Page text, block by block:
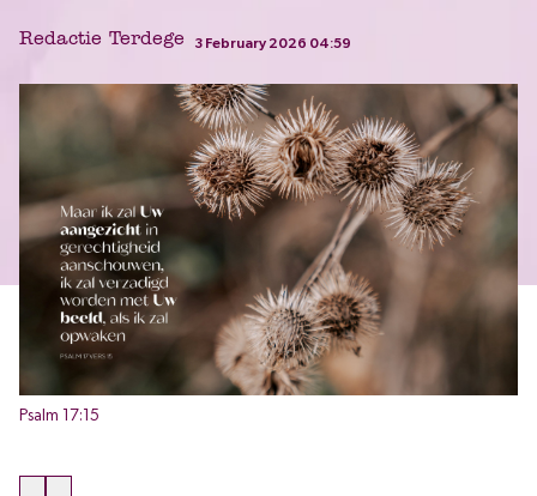
Redactie Terdege 3 February 2026 04:59
Psalm 17:15